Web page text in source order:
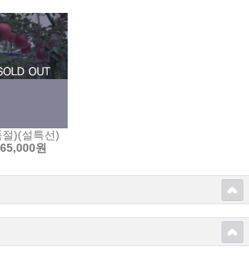
홍1호 5kg(13과~14과),10kg-껍질째 먹는
절)(설특선)해오름감홍2호 5kg(15과),10kg-껍질
65,000원